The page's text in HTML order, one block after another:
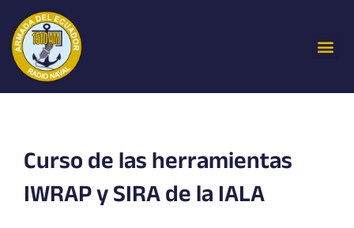
contenido
Curso de las herramientas
IWRAP y SIRA de la IALA